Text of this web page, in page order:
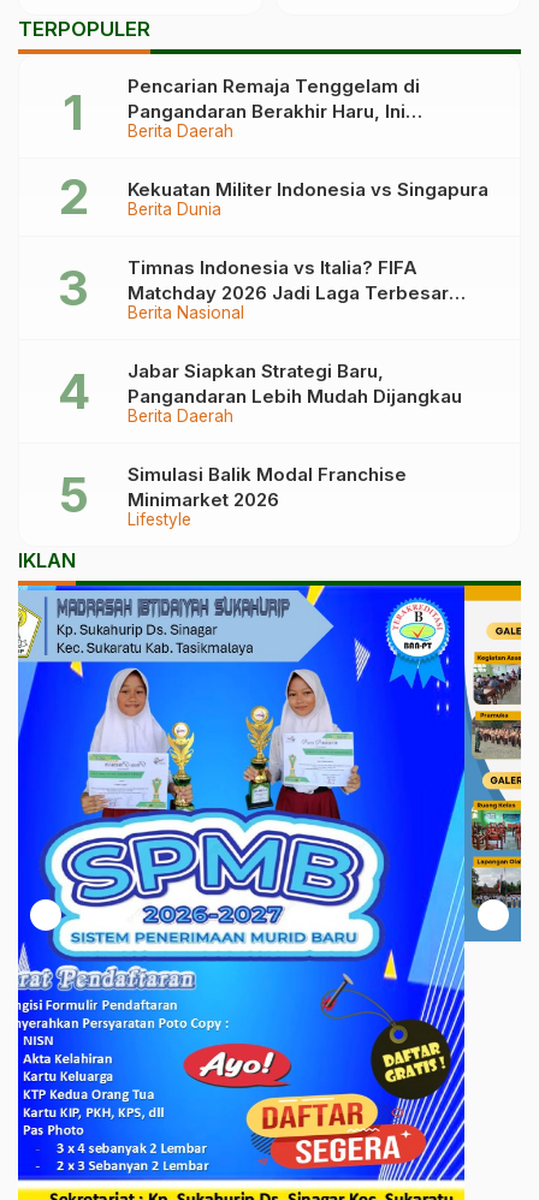
TERPOPULER
Berita Daerah
Pencarian Remaja Tenggelam di
Pangandaran Berakhir Haru, Ini
Kronologinya
Berita Dunia
Kekuatan Militer Indonesia vs Singapura
Berita Nasional
Timnas Indonesia vs Italia? FIFA
Matchday 2026 Jadi Laga Terbesar
Garuda!
Berita Daerah
Jabar Siapkan Strategi Baru,
Pangandaran Lebih Mudah Dijangkau
Lifestyle
Simulasi Balik Modal Franchise
Minimarket 2026
IKLAN